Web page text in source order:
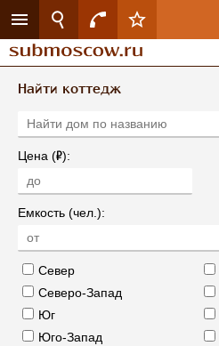
Найти коттедж
Цена (Р):
Емкость (чел.):
Север
Северо-Запад
Юг
Юго-Запад